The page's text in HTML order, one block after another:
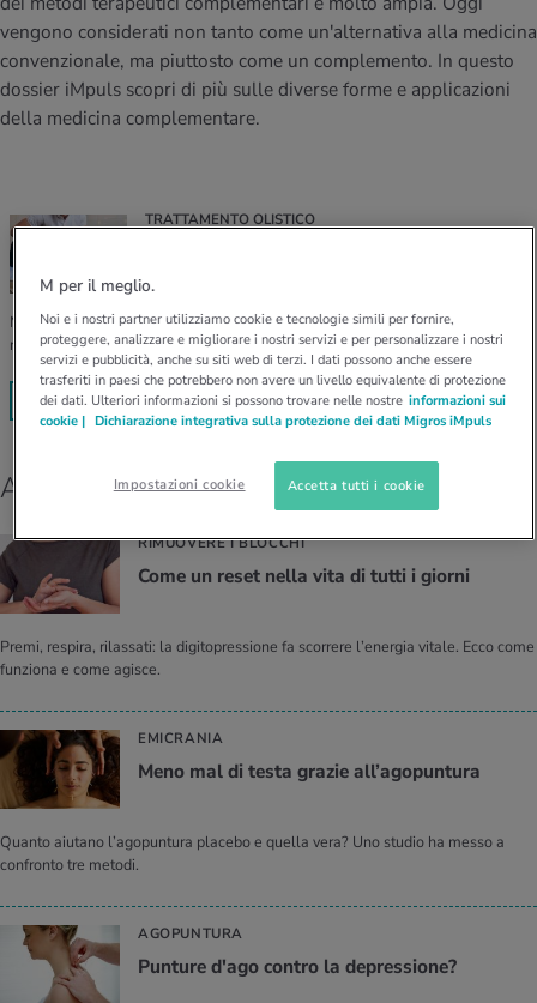
e intolleranze
D’ATTUALITÀ NELL’AMBITO ALIMENTAZIONE
Calcolatore BMI
Fabbisogno calorico
invernali
Calcola il consumo calorico
Corsa & Jogging
Lavoro e salute
Rilassamento attivo
delle donne
fisici
D’ATTUALITÀ NELL’AMBITO MEDICINA
Abbassare la pressione sanguigna
Dolori ai nervi
D’ATTUALITÀ NELL’AMBITO SERVIZIO
Offerte
Tool, test e quiz
vengono considerati non tanto come un'alternativa alla medicina
convenzionale, ma piuttosto come un complemento. In questo
dossier iMpuls scopri di più sulle diverse forme e applicazioni
della medicina complementare.
TRATTAMENTO OLISTICO
Mal di schiena, mal di testa o problemi digestivi: l'osteopatia aiuta a
risolvere molti disturbi.
PER SAPERNE DI PIÙ
Agopuntura e digitopressione
RIMUOVERE I BLOCCHI
Come un reset nella vita di tutti i gior­ni
Premi, respira, rilassati: la digitopressione fa scorrere l’energia vitale. Ecco come
funziona e come agisce.
EMICRANIA
Meno mal di testa gra­zie al­l’a­go­pun­tu­ra
Quanto aiutano l’agopuntura placebo e quella vera? Uno studio ha messo a
confronto tre metodi.
AGOPUNTURA
Pun­tu­re d'ago con­tro la de­pres­sio­ne?
M per il meglio.
Noi e i nostri partner utilizziamo cookie e tecnologie simili per fornire,
proteggere, analizzare e migliorare i nostri servizi e per personalizzare i nostri
servizi e pubblicità, anche su siti web di terzi. I dati possono anche essere
trasferiti in paesi che potrebbero non avere un livello equivalente di protezione
dei dati. Ulteriori informazioni si possono trovare nelle nostre informazioni sui
cookie | Dichiarazione integrativa sulla protezione dei dati Migros iMpuls
Impostazioni cookie Accetta tutti i cookie